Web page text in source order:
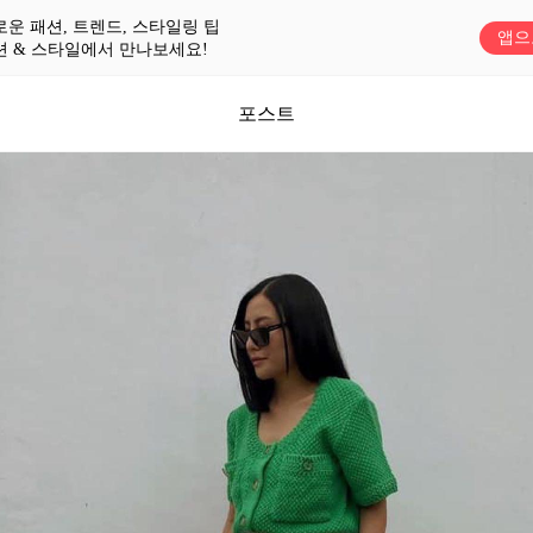
운 패션, 트렌드, 스타일링 팁
& 스타일에서 만나보세요!
앱
포스트